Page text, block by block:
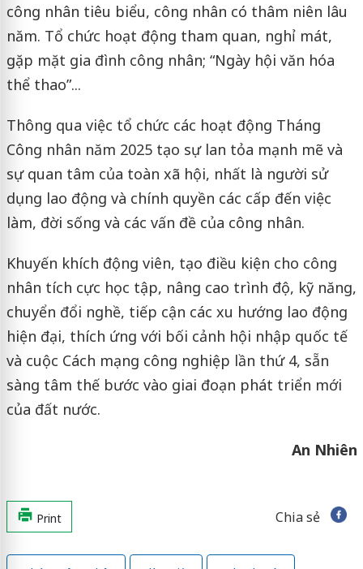
công nhân tiêu biểu, công nhân có thâm niên lâu
năm. Tổ chức hoạt động tham quan, nghỉ mát,
gặp mặt gia đình công nhân; “Ngày hội văn hóa
thể thao”...
Thông qua việc tổ chức các hoạt động Tháng
Công nhân năm 2025 tạo sự lan tỏa mạnh mẽ và
sự quan tâm của toàn xã hội, nhất là người sử
dụng lao động và chính quyền các cấp đến việc
làm, đời sống và các vấn đề của công nhân.
Khuyến khích động viên, tạo điều kiện cho công
nhân tích cực học tập, nâng cao trình độ, kỹ năng,
chuyển đổi nghề, tiếp cận các xu hướng lao động
hiện đại, thích ứng với bối cảnh hội nhập quốc tế
và cuộc Cách mạng công nghiệp lần thứ 4, sẵn
sàng tâm thế bước vào giai đoạn phát triển mới
của đất nước.
An Nhiên
Print Chia sẻ